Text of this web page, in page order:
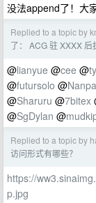
没法append了！大
Replied to a topic by
了： ACG 驻 XXXX 后
@lianyue @cee @
@futursolo @Nanpa
@Sharuru @7bitex
@SgDylan @
Replied to a topic by
访问形式有哪些？
https://
p.jpg